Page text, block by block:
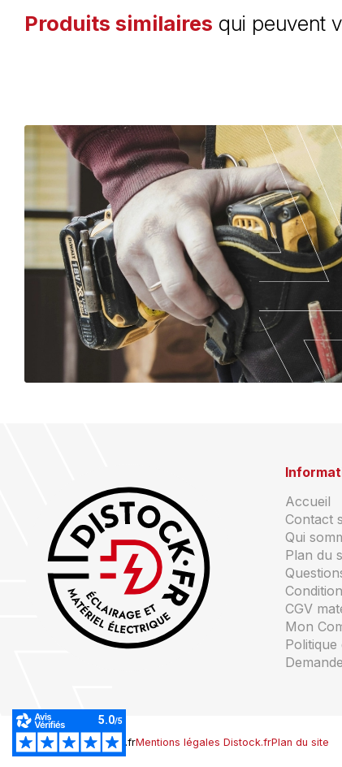
Produits similaires qui peuvent
Accueil
Contact
Qui
Plan du
CGV
Mon
Politique
© Copyright Distock.frMentions légales Distock.frPlan du site